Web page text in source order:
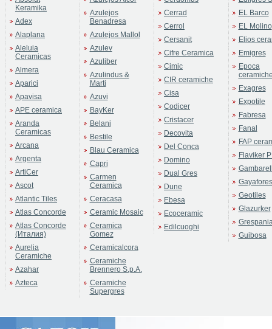
Keramika
Adex
Alaplana
Aleluia
Ceramicas
Almera
Aparici
Apavisa
APE ceramica
Aranda
Ceramicas
Arcana
Argenta
ArtiCer
Ascot
Atlantic Tiles
Atlas Concorde
Atlas Concorde
(Италия)
Aurelia
Ceramiche
Azahar
Azteca
Azulejos
Benadresa
Azulejos Mallol
Azulev
Azuliber
Azulindus &
Marti
Azuvi
BayKer
Belani
Bestile
Blau Ceramica
Capri
Carmen
Ceramica
Ceracasa
Ceramic Mosaic
Ceramica
Gomez
Ceramicalcora
Ceramiche
Brennero S.p.A.
Ceramiche
Supergres
Cerrad
Cerrol
Cersanit
Cifre Ceramica
Cimic
CIR ceramiche
Cisa
Codicer
Cristacer
Decovita
Del Conca
Domino
Dual Gres
Dune
Ebesa
Ecoceramic
Edilcuoghi
EL Barco
EL Molino
Elios
Emigres
Epoca
Exagres
Expotile
Fabresa
Fanal
FAP
Flaviker
Gayafores
Geotiles
Glazurker
Guibosa